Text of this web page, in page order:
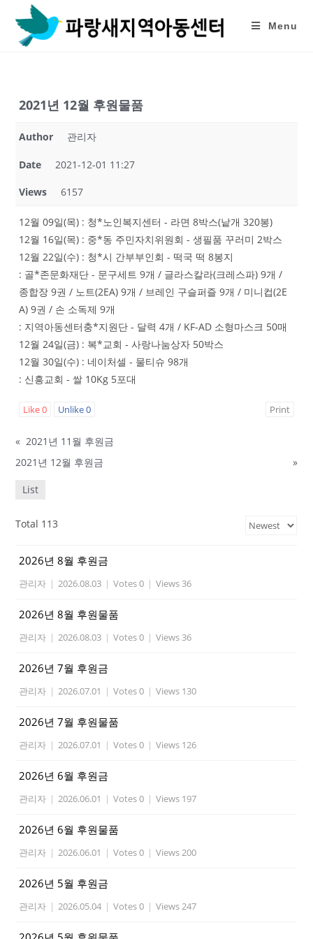
content
Menu
2021년 12월 후원물품
Author 관리자
Date 2021-12-01 11:27
Views 6157
12월 09일(목) : 청*노인복지센터 - 라면 8박스(낱개 320봉)
12월 16일(목) : 중*동 주민자치위원회 - 생필품 꾸러미 2박스
12월 22일(수) : 청*시 간부부인회 - 떡국 떡 8봉지
: 골*존문화재단 - 문구세트 9개 / 글라스칼라(크레스파) 9개 /
종합장 9권 / 노트(2EA) 9개 / 브레인 구슬퍼즐 9개 / 미니컵(2E
A) 9권 / 손 소독제 9개
: 지역아동센터충*지원단 - 달력 4개 / KF-AD 소형마스크 50매
12월 24일(금) : 복*교회 - 사랑나눔상자 50박스
12월 30일(수) : 네이처셀 - 물티슈 98개
: 신흥교회 - 쌀 10Kg 5포대
Like0 Unlike0 Print
« 2021년 11월 후원금
2021년 12월 후원금
»
List
Total 113
2026년 8월 후원금
관리자 | 2026.08.03 | Votes 0 | Views 36
2026년 8월 후원물품
관리자 | 2026.08.03 | Votes 0 | Views 36
2026년 7월 후원금
관리자 | 2026.07.01 | Votes 0 | Views 130
2026년 7월 후원물품
관리자 | 2026.07.01 | Votes 0 | Views 126
2026년 6월 후원금
관리자 | 2026.06.01 | Votes 0 | Views 197
2026년 6월 후원물품
관리자 | 2026.06.01 | Votes 0 | Views 200
2026년 5월 후원금
관리자 | 2026.05.04 | Votes 0 | Views 247